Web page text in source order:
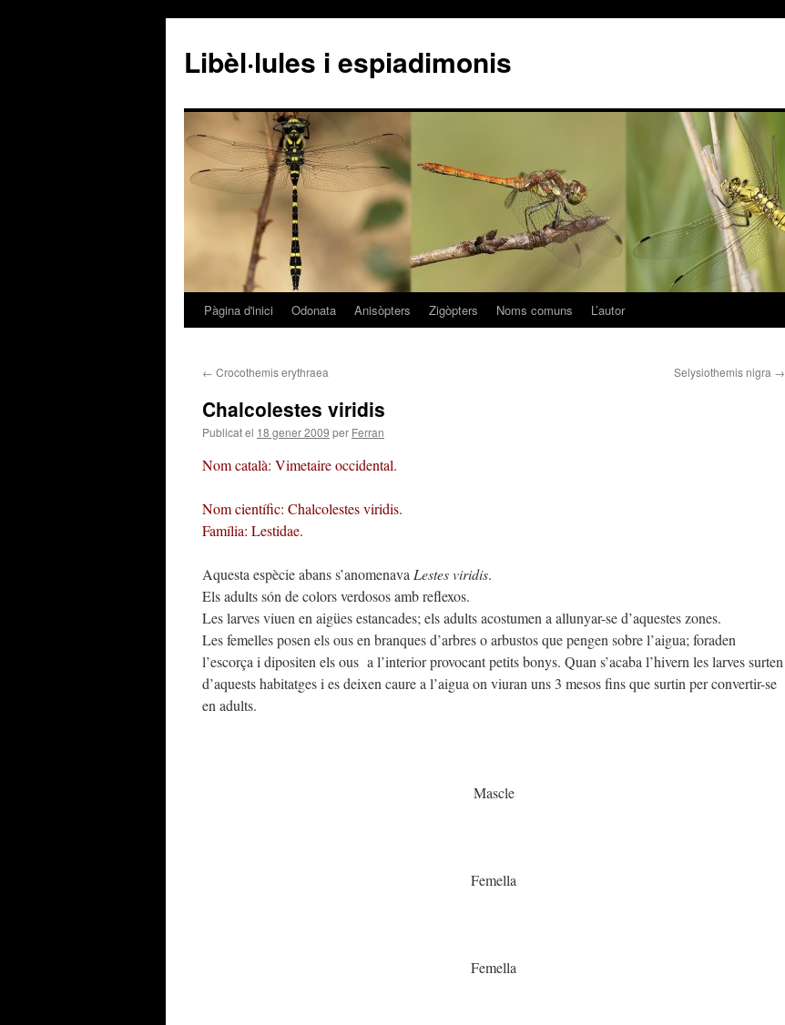
Libèl·lules i espiadimonis
Vés
contingut
Pàgina d'inici Odonata Anisòpters Zigòpters Noms comuns L’autor
← Crocothemis erythraea Selysiothemis nigra →
Chalcolestes viridis
Publicat el 18 gener 2009 per Ferran
Nom català: Vimetaire occidental.
Nom científic: Chalcolestes viridis.
Família: Lestidae.
Aquesta espècie abans s’anomenava Lestes viridis.
Els adults són de colors verdosos amb reflexos.
Les larves viuen en aigües estancades; els adults acostumen a allunyar-se d’aquestes zones.
Les femelles posen els ous en branques d’arbres o arbustos que pengen sobre l’aigua; foraden
l’escorça i dipositen els ous a l’interior provocant petits bonys. Quan s’acaba l’hivern les larves surten
d’aquests habitatges i es deixen caure a l’aigua on viuran uns 3 mesos fins que surtin per convertir-se
en adults.
Mascle
Femella
Femella